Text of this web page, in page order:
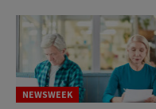
NEWSWEEK